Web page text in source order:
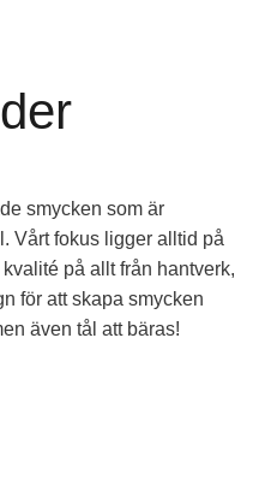
smycken som är
Vårt fokus ligger alltid på
på allt från hantverk,
för att skapa smycken
även tål att bäras!